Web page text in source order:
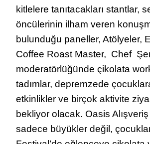
kitlelere tanıtacakları stantlar,
öncülerinin ilham veren
bulunduğu paneller, Atölyeler,
Coffee Roast Master, Chef
moderatörlüğünde çikolata
tadımlar, depremzede
etkinlikler ve birçok aktivite
bekliyor olacak. Oasis
sadece büyükler değil,